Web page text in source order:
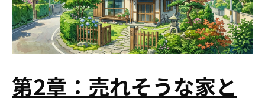
第2章：売れそうな家と